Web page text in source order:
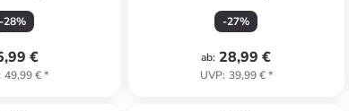
-28%
€
49,99 €*
-27%
ab: 28,99 €
UVP: 39,99 €*